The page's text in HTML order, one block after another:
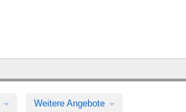
Weitere Angebote